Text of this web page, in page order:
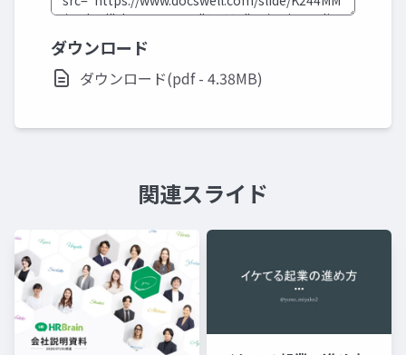
ダウンロード
ダウンロード(pdf - 4.38MB)
関連スライド